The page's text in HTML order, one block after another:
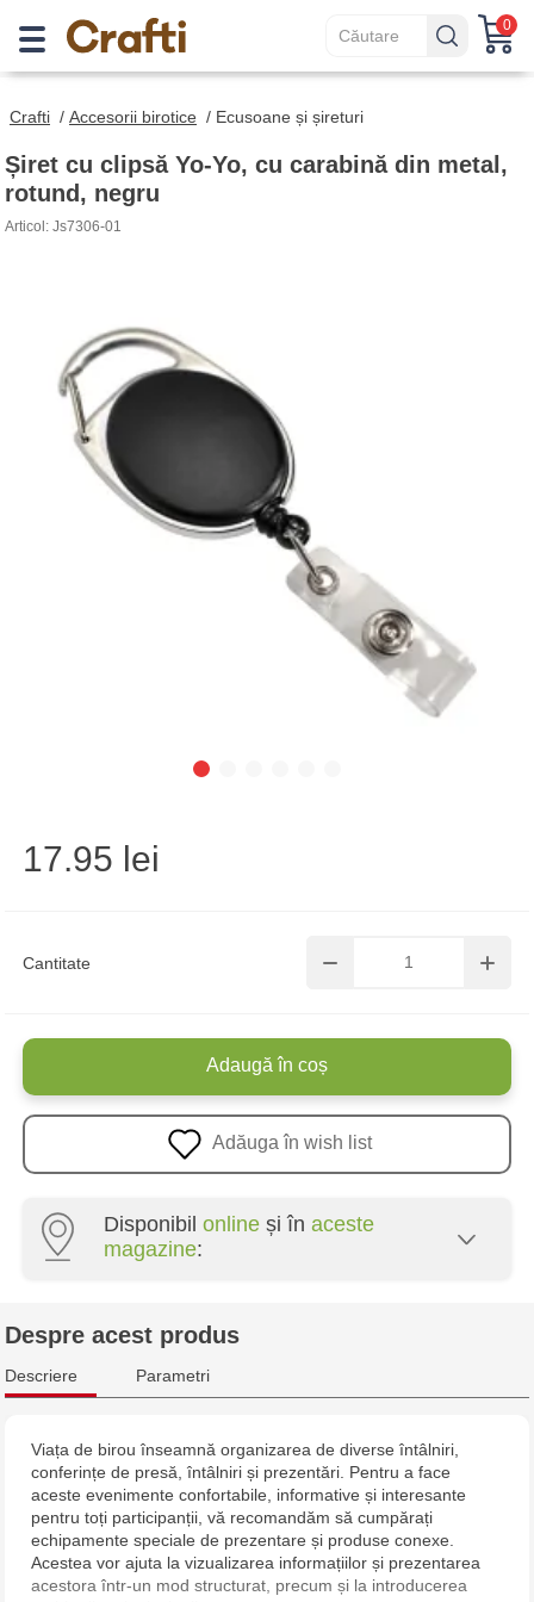
0
Crafti / Accesorii birotice / Ecusoane și șireturi
Șiret cu clipsă Yo-Yo, cu carabină din metal,
rotund, negru
Articol: Js7306-01
Cantitate
17.95 lei
Adaugă în coș
Adăuga în wish list
Disponibil online și în aceste
magazine:
Crafti Botanica - bd. Decebal, 139
Crafti Buiucani - str. Alba Iulia, 77/18
Crafti Ciocana - str. Alecu Russo, 61/6
Crafti Riscani - bd. Moscova, 2
Despre acest produs
Descriere Parametri
Viața de birou înseamnă organizarea de diverse întâlniri,
conferințe de presă, întâlniri și prezentări. Pentru a face
aceste evenimente confortabile, informative și interesante
pentru toți participanții, vă recomandăm să cumpărați
echipamente speciale de prezentare și produse conexe.
Acestea vor ajuta la vizualizarea informațiilor și prezentarea
acestora într-un mod structurat, precum și la introducerea